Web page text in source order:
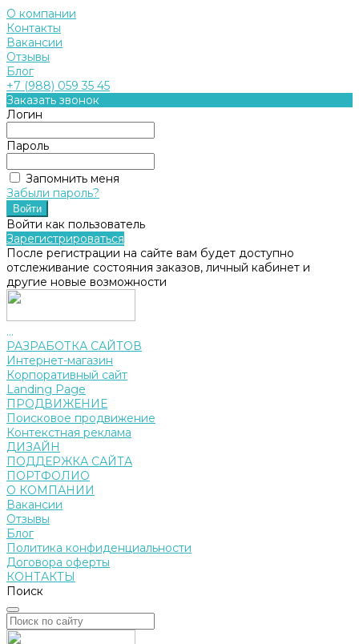
О компании
Контакты
Вакансии
Отзывы
Блог
+7 (988) 059 35 45
Заказать звонок
Логин
Пароль
Запомнить меня
Забыли пароль?
Войти как пользователь
Зарегистрироваться
После регистрации на сайте вам будет доступно
отслеживание состояния заказов, личный кабинет и
другие новые возможности
...
РАЗРАБОТКА САЙТОВ
Интернет-магазин
Корпоративный сайт
Landing Page
ПРОДВИЖЕНИЕ
Поисковое продвижение
Контекстная реклама
ДИЗАЙН
ПОДДЕРЖКА САЙТА
ПОРТФОЛИО
О КОМПАНИИ
Вакансии
Отзывы
Блог
Политика конфиденциальности
Договора оферты
КОНТАКТЫ
Поиск